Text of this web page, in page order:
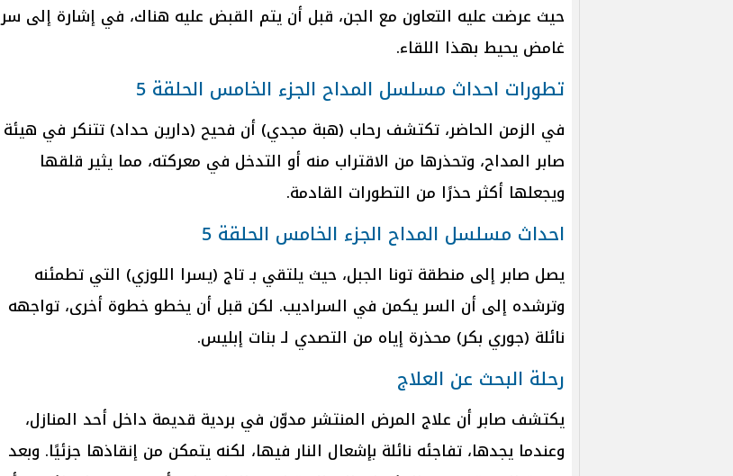
حيث عرضت عليه التعاون مع الجن، قبل أن يتم القبض عليه هناك، في إشارة إلى سر
غامض يحيط بهذا اللقاء.
تطورات احداث مسلسل المداح الجزء الخامس الحلقة 5
في الزمن الحاضر، تكتشف رحاب (هبة مجدي) أن فحيح (دارين حداد) تتنكر في هيئة
صابر المداح، وتحذرها من الاقتراب منه أو التدخل في معركته، مما يثير قلقها
ويجعلها أكثر حذرًا من التطورات القادمة.
احداث مسلسل المداح الجزء الخامس الحلقة 5
يصل صابر إلى منطقة تونا الجبل، حيث يلتقي بـ تاج (يسرا اللوزي) التي تطمئنه
وترشده إلى أن السر يكمن في السراديب. لكن قبل أن يخطو خطوة أخرى، تواجهه
نائلة (جوري بكر) محذرة إياه من التصدي لـ بنات إبليس.
رحلة البحث عن العلاج
يكتشف صابر أن علاج المرض المنتشر مدوّن في بردية قديمة داخل أحد المنازل،
وعندما يجدها، تفاجئه نائلة بإشعال النار فيها، لكنه يتمكن من إنقاذها جزئيًا. وبعد